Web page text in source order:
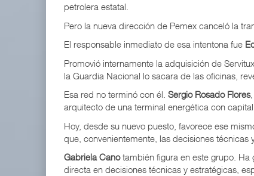
petrolera estatal.
Pero la nueva dirección de Pemex canceló la
El responsable inmediato de esa intentona fue
Promovió internamente la adquisición de
la Guardia Nacional lo sacara de las oficinas,
Esa red no terminó con él. Sergio Rosado Flores
arquitecto de una terminal energética con
Hoy, desde su nuevo puesto, favorece ese
que, convenientemente, las decisiones técnicas
Gabriela Canotambién figura en este grupo. Ha
directa en decisiones técnicas y estratégicas,